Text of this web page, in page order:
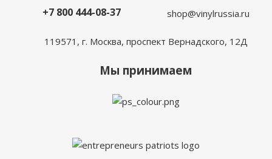
+7 800 444-08-37
shop@vinylrussia.ru
119571, г. Москва, проспект Вернадского, 12Д
Мы принимаем